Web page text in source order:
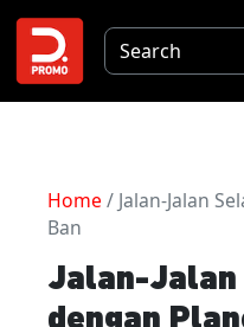
Home / Jalan-Jalan
Ban
Jalan-Jalan